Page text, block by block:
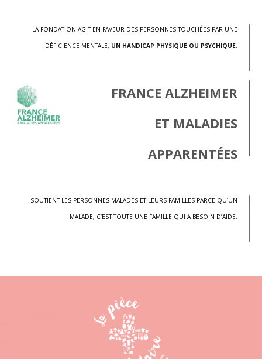
LA FONDATION AGIT EN FAVEUR DES PERSONNES TOUCHÉES PAR UNE
DÉFICIENCE MENTALE, UN HANDICAP PHYSIQUE OU PSYCHIQUE.
FRANCE ALZHEIMER
ET MALADIES
APPARENTÉES
SOUTIENT LES PERSONNES MALADES ET LEURS FAMILLES PARCE QU’UN
MALADE, C’EST TOUTE UNE FAMILLE QUI A BESOIN D’AIDE.